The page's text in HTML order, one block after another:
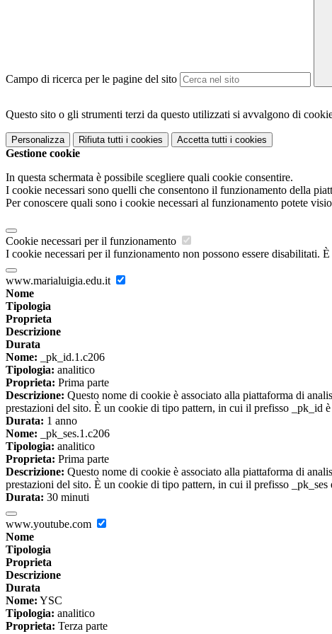
Campo di ricerca per le pagine del sito
Questo sito o gli strumenti terzi da questo utilizzati si avvalgono di
Personalizza Rifiuta tutti i cookies Accetta tutti i cookies
Gestione cookie
In questa schermata è possibile scegliere quali cookie consentire.
I cookie necessari sono quelli che consentono il funzionamento della
Per conoscere quali sono i cookie necessari al funzionamento potete
Cookie necessari per il funzionamento
I cookie necessari per il funzionamento non possono essere disabilitati.
www.marialuigia.edu.it
Nome
Tipologia
Proprieta
Descrizione
Durata
Nome: _pk_id.1.c206
Tipologia: analitico
Proprieta: Prima parte
Descrizione: Questo nome di cookie è associato alla piattaforma di
prestazioni del sito. È un cookie di tipo pattern, in cui il prefisso _pk_id
Durata: 1 anno
Nome: _pk_ses.1.c206
Tipologia: analitico
Proprieta: Prima parte
Descrizione: Questo nome di cookie è associato alla piattaforma di
prestazioni del sito. È un cookie di tipo pattern, in cui il prefisso
Durata: 30 minuti
www.youtube.com
Nome
Tipologia
Proprieta
Descrizione
Durata
Nome: YSC
Tipologia: analitico
Proprieta: Terza parte